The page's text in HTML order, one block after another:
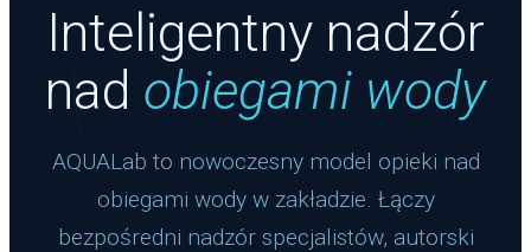
Inteligentny nadzór
nad obiegami wody
AQUALab to nowoczesny model opieki nad
obiegami wody w zakładzie. Łączy
bezpośredni nadzór specjalistów, autorski